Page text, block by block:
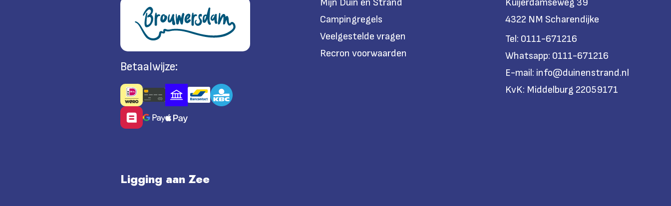
Betaalwijze:
Campingregels
Veelgestelde vragen
Recron voorwaarden
4322 NM Scharendijke
Tel: 0111-671216
Whatsapp: 0111-671216
E-mail: info@duinenstrand.nl
KvK: Middelburg 22059171
Ligging aan Zee